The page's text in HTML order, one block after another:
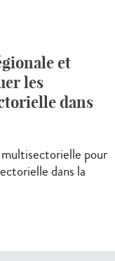
et
les
dans
pour
dans la